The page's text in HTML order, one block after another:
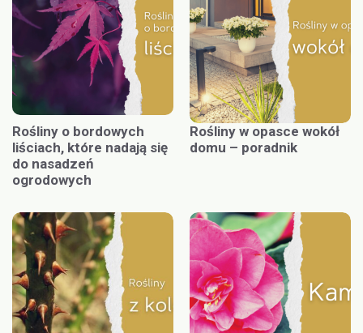
Rośliny o bordowych
liściach, które nadają się
do nasadzeń
ogrodowych
Rośliny w opasce wokół
domu – poradnik